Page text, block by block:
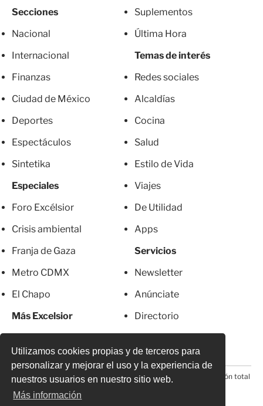
Utilizamos cookies propias y de terceros para
personalizar y mejorar el uso y la experiencia de
nuestros usuarios en nuestro sitio web.
Más información
Secciones
Nacional
Internacional
Finanzas
Ciudad de México
Deportes
Espectáculos
Sintetika
Especiales
Foro Excélsior
Crisis ambiental
Franja de Gaza
Metro CDMX
El Chapo
Más Excelsior
Suplementos
Última Hora
Temas de interés
Redes sociales
Alcaldías
Cocina
Salud
Estilo de Vida
Viajes
De Utilidad
Apps
Servicios
Newsletter
Anúnciate
Directorio
© 2026 Todos los derechos reservados. Prohibida la reproducción total
o parcial, incluyendo cualquier medio electrónico*